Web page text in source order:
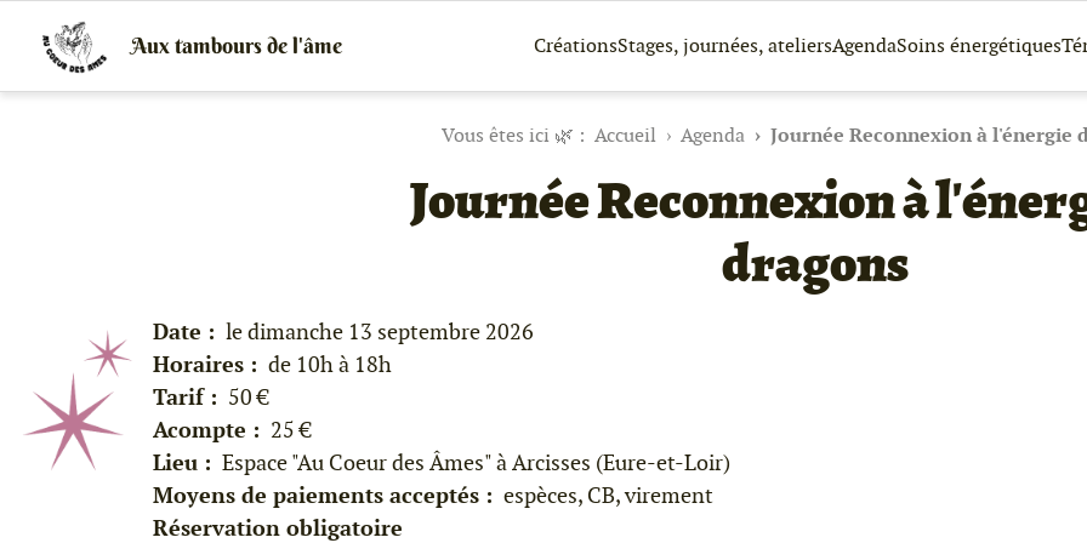
Aux tambours de l'âme
de
canalisées,
soins
énergétiques,
stages
CréationsStages, journées, ateliersAgendaSoins énergétiques
Accueil Agenda Journée Reconnexion à l'énergie
Journée Reconnexion à
dragons
Date : le dimanche 13 septembre 2026
Horaires : de 10h à 18h
Tarif : 50 €
Acompte : 25 €
Lieu : Espace "Au Coeur des Âmes" à Arcisses (Eure-et-Loir)
Moyens de paiements acceptés : espèces, CB, virement
Réservation obligatoire